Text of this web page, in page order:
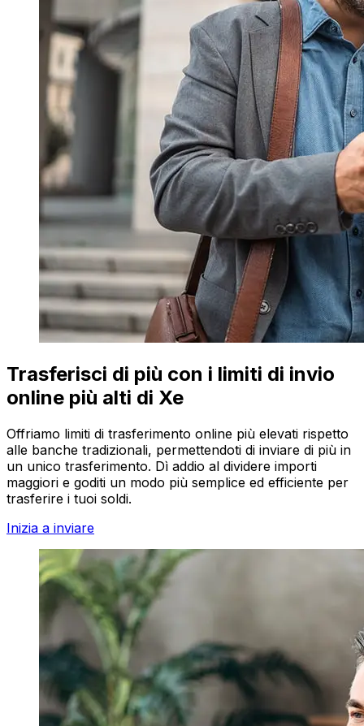
Trasferisci di più con i limiti di invio
online più alti di Xe
Offriamo limiti di trasferimento online più elevati rispetto
alle banche tradizionali, permettendoti di inviare di più in
un unico trasferimento. Dì addio al dividere importi
maggiori e goditi un modo più semplice ed efficiente per
trasferire i tuoi soldi.
Inizia a inviare